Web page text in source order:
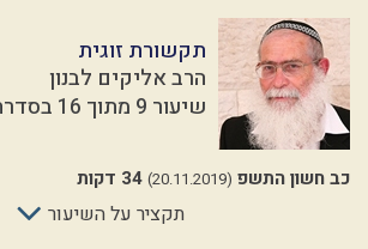
תקשורת זוגית
הרב אליקים לבנון
שיעור 9 מתוך 16 בסדרת
כב חשון התשפ (20.11.2019) 34 דקות
תקציר על השיעור